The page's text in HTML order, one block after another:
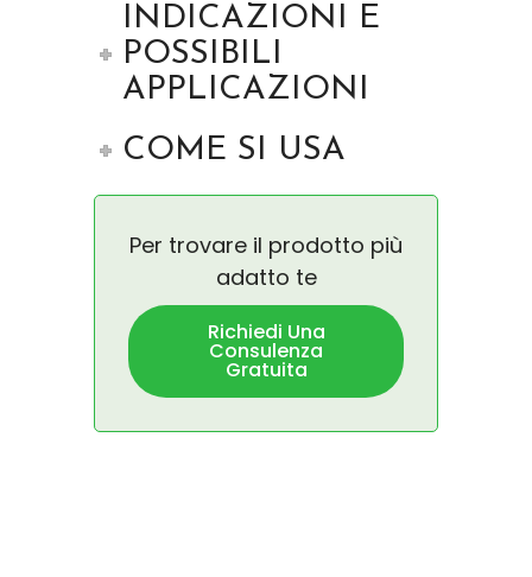
INDICAZIONI E
POSSIBILI
APPLICAZIONI
COME SI USA
Per trovare il prodotto più
adatto te
Richiedi Una
Consulenza
Gratuita